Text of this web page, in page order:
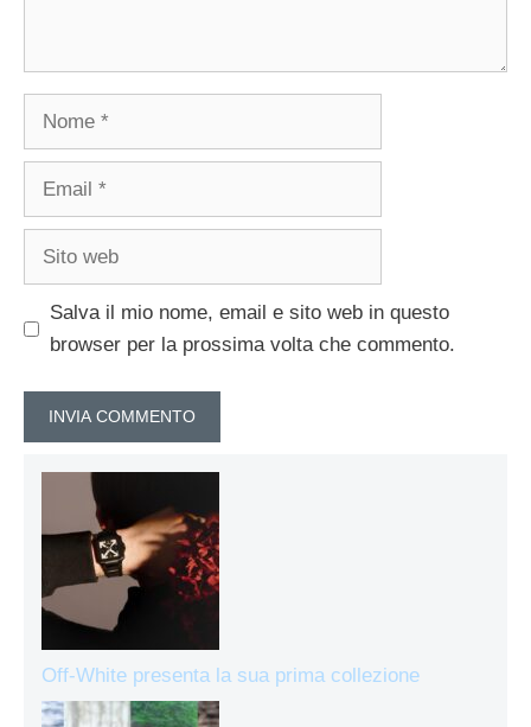
Nome
Email
Sito
Salva il mio nome, email e sito web in questo
browser per la prossima volta che commento.
Off-White presenta la sua prima collezione